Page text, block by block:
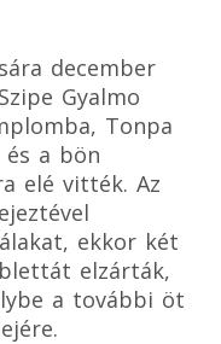
december
Gyalmo
Tonpa
a bön
elé vitték. Az
ekkor két
elzárták,
a további öt